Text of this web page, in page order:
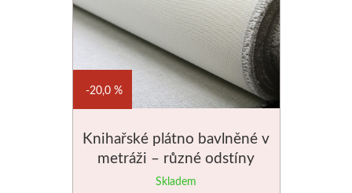
Knihařské plátno bavlněné v
metráži – různé odstíny
Skladem
20,0 %